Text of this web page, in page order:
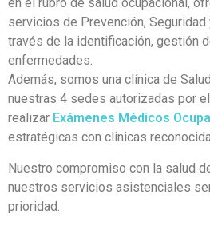
servicios de Prevención, Seguridad
través de la identificación, gestión
enfermedades.
Además, somos una clínica de
nuestras 4 sedes autorizadas por
realizar Exámenes Médicos
estratégicas con clinicas
Nuestro compromiso con la salud
nuestros servicios asistenciales
prioridad.